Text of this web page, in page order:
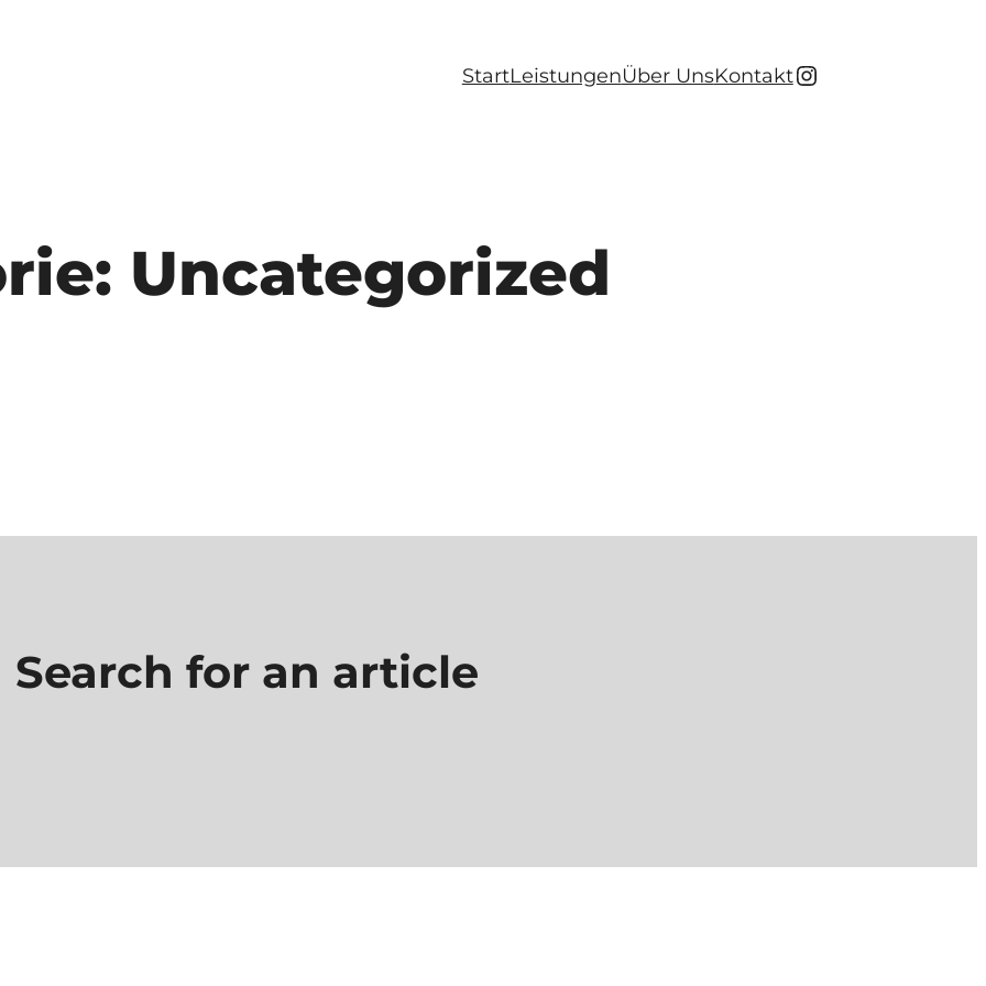
StartLeistungenÜber UnsKontaktInstagram PROOM
Uncategorized
Search for an article